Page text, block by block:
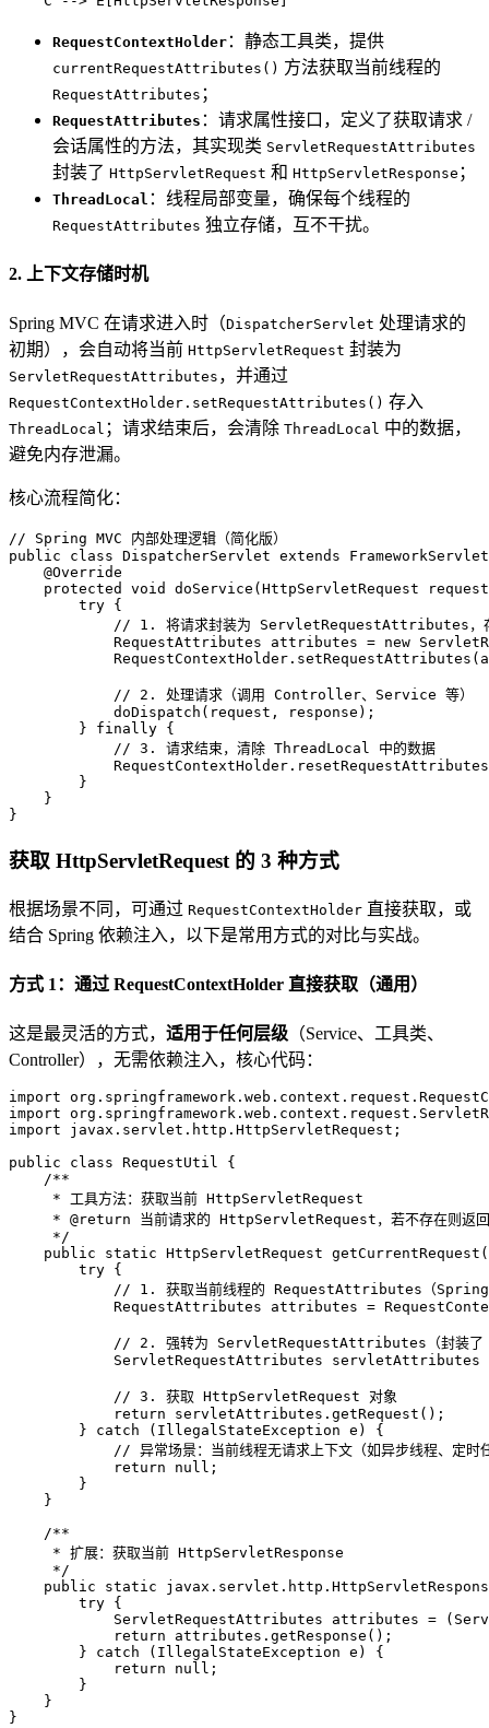
RequestContextHolder ：静态工具类，提供
currentRequestAttributes() 方法获取当前线程的
RequestAttributes ；
RequestAttributes ：请求属性接口，定义了获取请求 /
会话属性的方法，其实现类 ServletRequestAttributes
封装了 HttpServletRequest 和 HttpServletResponse ；
ThreadLocal ：线程局部变量，确保每个线程的
RequestAttributes 独立存储，互不干扰。
2. 上下文存储时机
Spring MVC 在请求进入时（DispatcherServlet 处理请求的
初期），会自动将当前 HttpServletRequest 封装为
ServletRequestAttributes ，并通过
RequestContextHolder.setRequestAttributes() 存入
ThreadLocal ；请求结束后，会清除 ThreadLocal 中的数据，
避免内存泄漏。
核心流程简化：
// Spring MVC 内部处理逻辑（简化版）
public
class DispatcherServlet extends
FrameworkServlet
@Override
protected
void doService (HttpServletRequest
try {
// 1. 将请求封装为 ServletRequestAttributes，
RequestAttributes
attributes = new
// 2. 处理请求（调用 Controller、Service 等）
            doDispatch(request, response);
        }
finally {
// 3. 请求结束，清除 ThreadLocal 中的数据
        }
    }
}
获取 HttpServletRequest 的 3 种方式
根据场景不同，可通过 RequestContextHolder 直接获取，或
结合 Spring 依赖注入，以下是常用方式的对比与实战。
方式 1：通过 RequestContextHolder 直接获取（通用）
这是最灵活的方式， 适用于任何层级 （Service、工具类、
Controller），无需依赖注入，核心代码：
import
import
import javax.servlet.http.HttpServletRequest;
public
class RequestUtil {
/**
     * 工具方法：获取当前 HttpServletRequest
     *
@return 当前请求的 HttpServletRequest，若不存在则
     */
public
static HttpServletRequest getCurrentRequest
try {
// 1. 获取当前线程的 RequestAttributes（Spring
RequestAttributes
attributes =
// 2. 强转为 ServletRequestAttributes（封装
ServletRequestAttributes
servletAttributes
// 3. 获取 HttpServletRequest 对象
return servletAttributes.getRequest();
        }
catch (IllegalStateException e) {
// 异常场景：当前线程无请求上下文（如异步线程、定时
return
null ;
        }
    }
/**
     * 扩展：获取当前 HttpServletResponse
     */
public
static
try {
ServletRequestAttributes
attributes =
return attributes.getResponse();
        }
catch (IllegalStateException e) {
return
null ;
        }
    }
}